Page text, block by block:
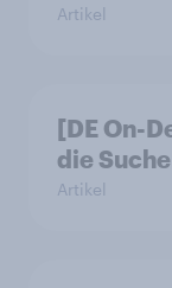
Artikel
[DE On-
die
Artikel